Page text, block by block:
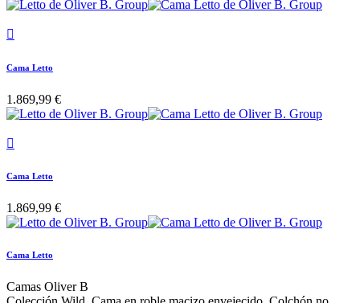

Cama Letto
1.869,99 €

Cama Letto
1.869,99 €
Cama Letto
Camas Oliver B